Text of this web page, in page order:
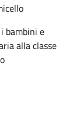
bambini e
alla classe